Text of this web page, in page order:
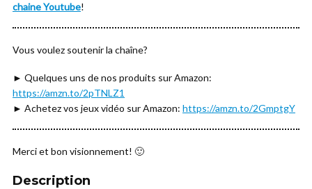
chaine Youtube!
Vous voulez soutenir la chaîne?
► Quelques uns de nos produits sur Amazon:
https://amzn.to/2pTNLZ1
► Achetez vos jeux vidéo sur Amazon: https://amzn.to/2GmptgY
Merci et bon visionnement! 🙂
Description